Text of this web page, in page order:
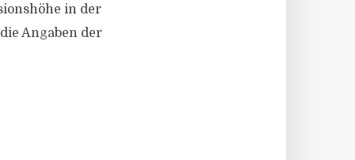
in der
Angaben der